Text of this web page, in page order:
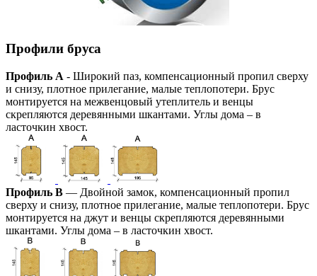
Профили бруса
Профиль А - Широкий паз, компенсационный пропил сверху
и снизу, плотное прилегание, малые теплопотери. Брус
монтируется на межвенцовый утеплитель и венцы
скрепляются деревянными шкантами. Углы дома – в
ласточкин хвост.
Профиль В — Двойной замок, компенсационный пропил
сверху и снизу, плотное прилегание, малые теплопотери. Брус
монтируется на джут и венцы скрепляются деревянными
шкантами. Углы дома – в ласточкин хвост.